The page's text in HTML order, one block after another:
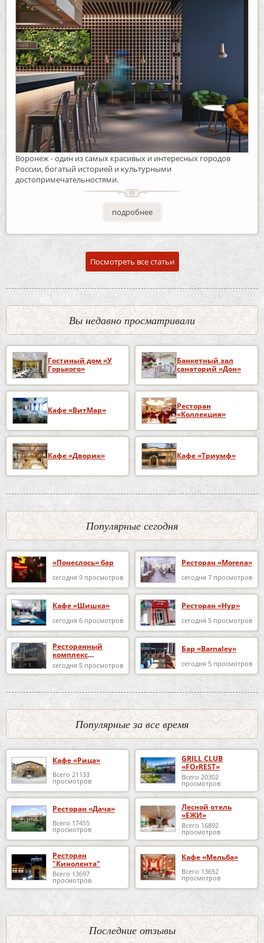
Воронеж - один из самых красивых и интересных городов
России, богатый историей и культурными
достопримечательностями.
подробнее
Посмотреть все статьи
Вы недавно просматривали
Гостиный дом «У
Горького»
Банкетный зал
санаторий «Дон»
Кафе «ВитМар»
Ресторан
«Коллекция»
Кафе «Дворик» Кафе «Триумф»
Популярные сегодня
«Понеслось» бар
сегодня 9 просмотров
Ресторан «Morena»
сегодня 7 просмотров
Кафе «Шишка»
сегодня 6 просмотров
Ресторан «Нур»
сегодня 5 просмотров
Ресторанный
комплекс
«DESPERADO»
сегодня 5 просмотров
Бар «Barnaley»
сегодня 5 просмотров
Популярные за все время
Кафе «Рица»
Всего 21133
просмотров
GRILL CLUB
«FOrREST»
Всего 20302
просмотров
Ресторан «Дача»
Всего 17455
просмотров
Лесной отель
«ЕЖИ»
Всего 16892
просмотров
Ресторан
"Кинолента"
Всего 13697
просмотров
Кафе «Мельба»
Всего 13652
просмотров
Последние отзывы